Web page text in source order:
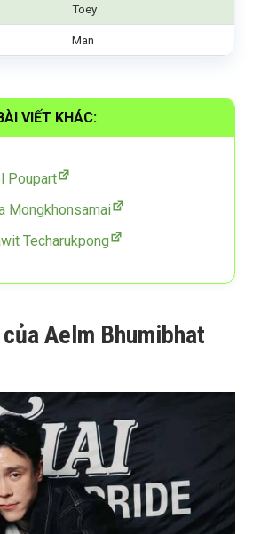
Toey
Man
VIẾT KHÁC:
Poupart
Mongkhonsamai
Techarukpong
Aelm Bhumibhat